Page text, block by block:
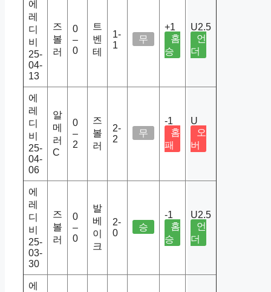
에
레
디
비
25-
04-
13
즈
볼
러
0
–
0
트
벤
테
1-
1
무
+1
홈
승
U2.5
언
더
에
레
디
비
25-
04-
06
알
메
러
C
0
–
2
즈
볼
러
2-
2
무
-1
홈
패
U
오
버
에
레
디
비
25-
03-
30
즈
볼
러
0
–
0
발
베
이
크
2-
0
승
-1
홈
승
U2.5
언
더
에